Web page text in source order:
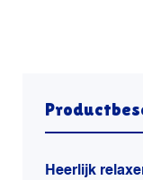
Heerlijk